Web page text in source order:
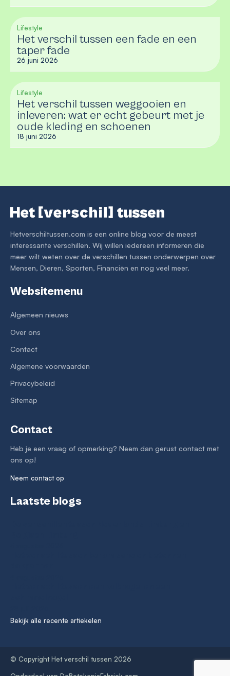
Lifestyle
Het verschil tussen een fade en een
taper fade
26 juni 2026
Lifestyle
Het verschil tussen weggooien en
inleveren: wat er echt gebeurt met je
oude kleding en schoenen
18 juni 2026
Hetverschiltussen.com is een online blog voor de meest
interessante verschillen. Wij willen iedereen informeren die
meer wilt weten over de verschillen tussen onderwerpen over
Mensen, Dieren, Sporten, Financiën en nog veel meer.
Websitemenu
Algemeen nieuws
Over ons
Contact
Algemene voorwaarden
Privacybeleid
Sitemap
Contact
Heb je een vraag of opmerking? Neem dan gerust contact met
ons op!
Neem contact op
Laatste blogs
Bekijk alle recente artiekelen
© Copyright Het verschil tussen 2026